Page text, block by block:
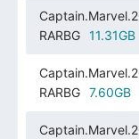
RARBG
11.31GB
RARBG
7.60GB